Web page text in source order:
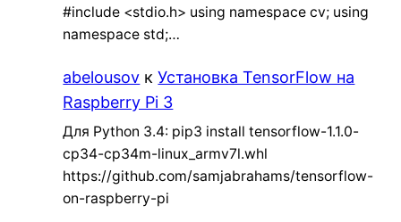
#include <stdio.h> using namespace cv; using
namespace std;…
abelousov кУстановка TensorFlow на
Raspberry Pi 3
Для Python 3.4: pip3 install tensorflow-1.1.0-
cp34-cp34m-linux_armv7l.whl
https://github.com/samjabrahams/tensorflow-
on-raspberry-pi